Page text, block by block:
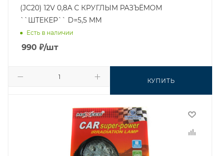
(JC20) 12V 0,8А С КРУГЛЫМ РАЗЪЁМОМ
``ШТЕКЕР`` D=5,5 ММ
Есть в наличии
990 ₽/шт
КУПИТЬ